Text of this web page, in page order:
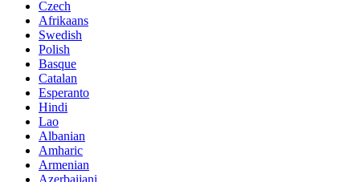
Czech
Afrikaans
Swedish
Polish
Basque
Catalan
Esperanto
Hindi
Lao
Albanian
Amharic
Armenian
Azerbaijani